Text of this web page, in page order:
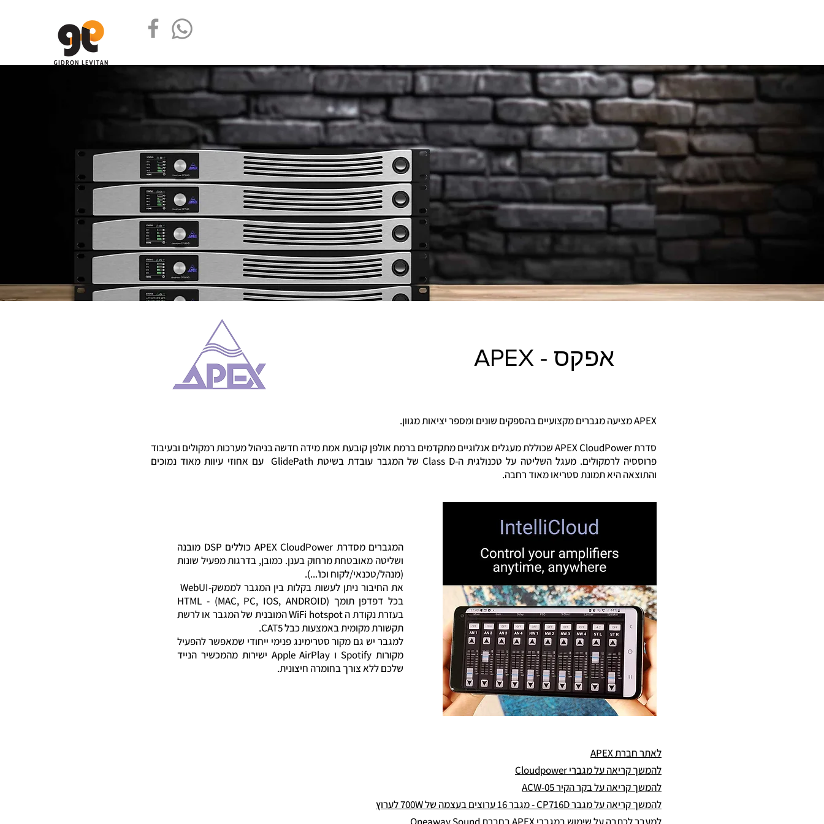
אפקס - APEX
APEX מציעה מגברים מקצועיים בהספקים שונים ומספר יציאות מגוון.
סדרת APEX CloudPower שכוללת מעגלים אנלוגיים מתקדמים ברמת אולפן קובעת אמת מידה חדשה בניהול מערכות רמקולים ובעיבוד
פרוססיה לרמקולים. מעגל השליטה על טכנולגית ה-Class D של המגבר עובדת בשיטת GlidePath עם אחוזי עיוות מאוד נמוכים
והתוצאה היא תמונת סטריאו מאוד רחבה.
המגברים מסדרת APEX CloudPower כוללים DSP מובנה
ושליטה מאובטחת מרחוק בענן. כמובן, בדרגות מפעיל שונות
(מנהל/טכנאי/לקוח וכו'...).
בכל דפדפן תומך (HTML - (MAC, PC, IOS, ANDROID
בעזרת נקודת
ה WiFi hotspot המובנית של המגבר או לרשת
תקשורת מקומית באמצעות כבל CAT5.
למגבר יש גם מקור סטרימינג פנימי ייחודי שמאפשר להפעיל
מקורות Spotify ו Apple AirPlay ישירות מהמכשיר הנייד
שלכם ללא צורך בחומרה חיצונית.
לאתר חברת APEX
להמשך קריאה על מגברי Cloudpower
להמשך קריאה על בקר הקיר ACW-05
להמשך קריאה על מגבר CP716D - מגבר 16 ערוצים בעצמה של 700W לערוץ